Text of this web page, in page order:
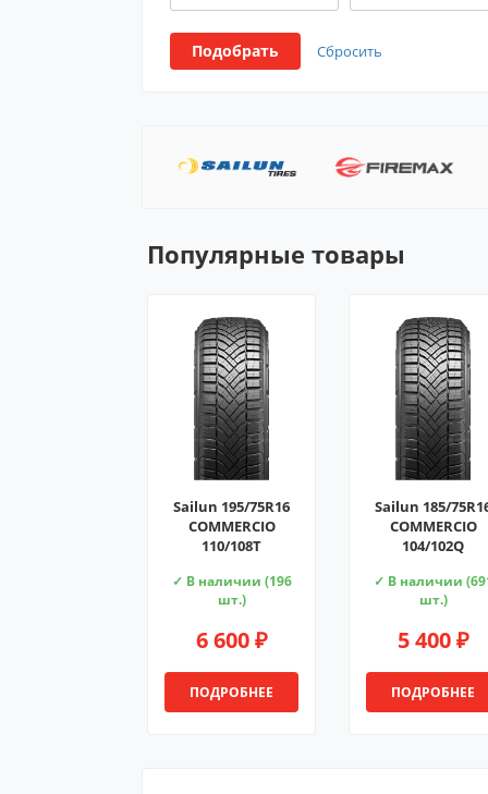
Подобрать Сбросить
Популярные товары
Sailun 195/75R16
COMMERCIO
110/108T
✓ В наличии (196
шт.)
6 600 ₽
ПОДРОБНЕЕ
Sailun 185/
COMMERCIO
104/102Q
✓ В наличии
шт.)
5 400 ₽
ПОДРОБНЕЕ